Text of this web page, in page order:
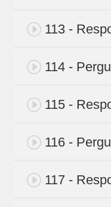
113 -
114 -
115 -
116 -
117 -